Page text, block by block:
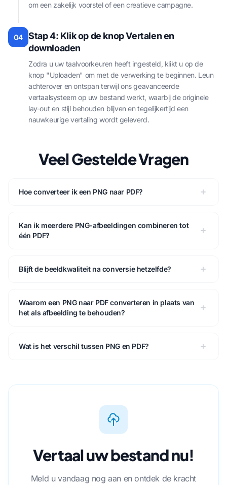
om een zakelijk voorstel of een creatieve campagne.
04
Stap 4: Klik op de knop Vertalen en
downloaden
Zodra u uw taalvoorkeuren heeft ingesteld, klikt u op de
knop "Uploaden" om met de verwerking te beginnen. Leun
achterover en ontspan terwijl ons geavanceerde
vertaalsysteem op uw bestand werkt, waarbij de originele
lay-out en stijl behouden blijven en tegelijkertijd een
nauwkeurige vertaling wordt geleverd.
Veel Gestelde Vragen
Hoe converteer ik een PNG naar PDF?
Kan ik meerdere PNG-afbeeldingen combineren tot
één PDF?
Blijft de beeldkwaliteit na conversie hetzelfde?
Waarom een PNG naar PDF converteren in plaats van
het als afbeelding te behouden?
Wat is het verschil tussen PNG en PDF?
Vertaal uw bestand nu!
Meld u vandaag nog aan en ontdek de kracht